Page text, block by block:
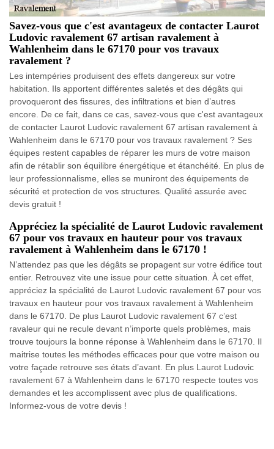
Savez-vous que c'est avantageux de contacter Laurot
Ludovic ravalement 67 artisan ravalement à
Wahlenheim dans le 67170 pour vos travaux
ravalement ?
Les intempéries produisent des effets dangereux sur votre
habitation. Ils apportent différentes saletés et des dégâts qui
provoqueront des fissures, des infiltrations et bien d’autres
encore. De ce fait, dans ce cas, savez-vous que c'est avantageux
de contacter Laurot Ludovic ravalement 67 artisan ravalement à
Wahlenheim dans le 67170 pour vos travaux ravalement ? Ses
équipes restent capables de réparer les murs de votre maison
afin de rétablir son équilibre énergétique et étanchéité. En plus de
leur professionnalisme, elles se muniront des équipements de
sécurité et protection de vos structures. Qualité assurée avec
devis gratuit !
Appréciez la spécialité de Laurot Ludovic ravalement
67 pour vos travaux en hauteur pour vos travaux
ravalement à Wahlenheim dans le 67170 !
N’attendez pas que les dégâts se propagent sur votre édifice tout
entier. Retrouvez vite une issue pour cette situation. À cet effet,
appréciez la spécialité de Laurot Ludovic ravalement 67 pour vos
travaux en hauteur pour vos travaux ravalement à Wahlenheim
dans le 67170. De plus Laurot Ludovic ravalement 67 c’est
ravaleur qui ne recule devant n’importe quels problèmes, mais
trouve toujours la bonne réponse à Wahlenheim dans le 67170. Il
maitrise toutes les méthodes efficaces pour que votre maison ou
votre façade retrouve ses états d’avant. En plus Laurot Ludovic
ravalement 67 à Wahlenheim dans le 67170 respecte toutes vos
demandes et les accomplissent avec plus de qualifications.
Informez-vous de votre devis !